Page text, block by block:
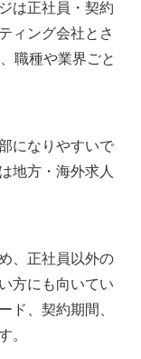
は正社員・契約
ィング会社とさ
職種や業界ごと
になりやすいで
地方・海外求人
、正社員以外の
方にも向いてい
ド、契約期間、
。